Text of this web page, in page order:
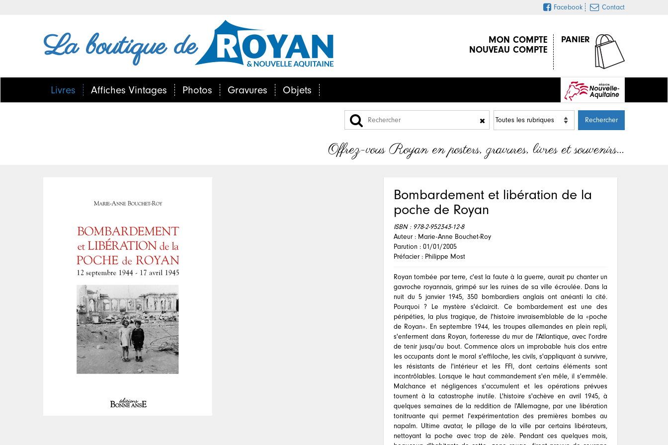
Facebook Contact
La boutique de PANIER
MON COMPTE
NOUVEAU COMPTE
Livres Affiches Vintages Photos Gravures Objets
Offrez-vous Royan en posters, gravures, livres et souvenirs…
Bombardement et libération de la
poche de Royan
ISBN : 978-2-952343-12-8
Auteur : Marie-Anne Bouchet-Roy
Parution : 01/01/2005
Préfacier : Philippe Most
Royan tombée par terre, c'est la faute à la guerre, aurait pu chanter un
gavroche royannais, grimpé sur les ruines de sa ville écroulée. Dans la
nuit du 5 janvier 1945, 350 bombardiers anglais ont anéanti la cité.
Pourquoi ? Le mystère s'éclaircit. Ce bombardement est une des
péripéties, la plus tragique, de l'histoire invraisemblable de la «poche
de Royan». En septembre 1944, les troupes allemandes en plein repli,
s'enferment dans Royan, forteresse du mur de l'Atlantique, avec l'ordre
de tenir jusqu'au bout. Commence alors un improbable huis clos entre
les occupants dont le moral s'effiloche, les civils, s'appliquant à survivre,
les résistants de l'intérieur et les FFI, dont certains éléments sont
incontrôlables. Lorsque le haut commandement s'en mêle, il s'emmêle.
Malchance et négligences s'accumulent et les opérations prévues
tournent à la catastrophe inutile. L'histoire s'achève en avril 1945, à
quelques semaines de la reddition de l'Allemagne, par une libération
tonitruante qui permet l'expérimentation des premières bombes au
napalm. Ultime avatar, le pillage de la ville par certains libérateurs,
nettoyant la poche avec trop de zèle. Pendant ces quelques mois,